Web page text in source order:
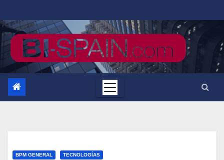
al
contenido
BPM GENERAL TECNOLOGÍAS